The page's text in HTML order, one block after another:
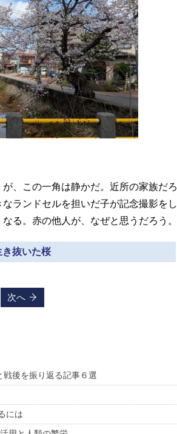
、この一角は静かだ。近所の家族だろ
ランドセルを担いだ子が記念撮影をし
る。赤の他人が、なぜと思うだろう。
き抜いた桜
次へ
後を振り返る記事６選
には